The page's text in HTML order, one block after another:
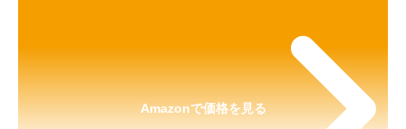
Amazonで価格を見る